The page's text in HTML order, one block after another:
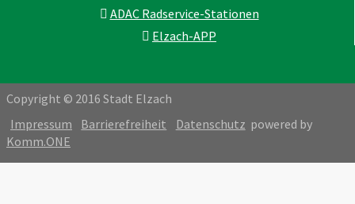
ADAC Radservice-Stationen
Elzach-APP
Copyright © 2016 Stadt Elzach
Impressum
Barrierefreiheit Datenschutz powered by
Komm.ONE